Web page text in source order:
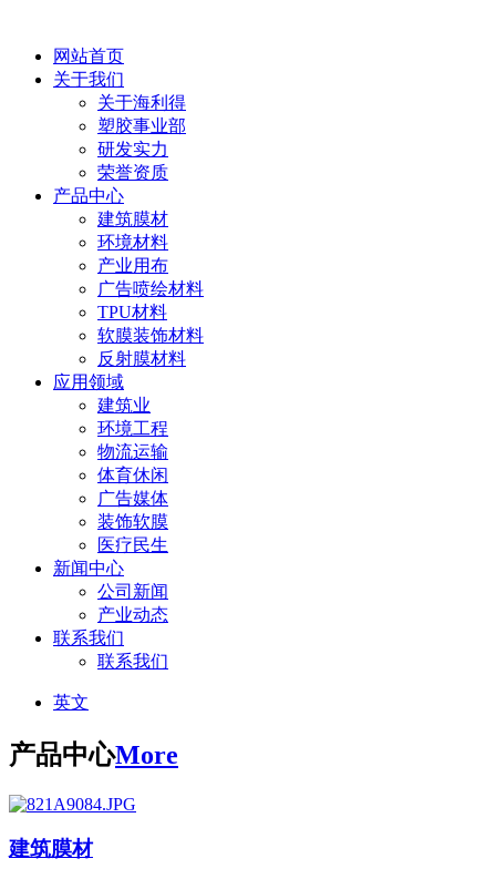
网站首页
关于我们
关于海利得
塑胶事业部
研发实力
荣誉资质
产品中心
建筑膜材
环境材料
产业用布
广告喷绘材料
TPU材料
软膜装饰材料
反射膜材料
应用领域
建筑业
环境工程
物流运输
体育休闲
广告媒体
装饰软膜
医疗民生
新闻中心
公司新闻
产业动态
联系我们
联系我们
英文
产品中心More
建筑膜材